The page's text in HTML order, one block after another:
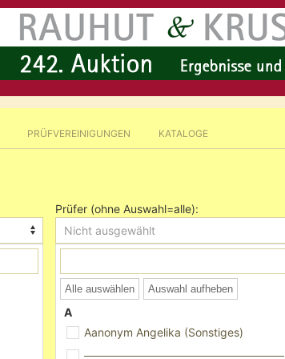
PRÜFVEREINIGUNGEN KATALOGE
Prüfer (ohne Auswahl=alle):
Nicht ausgewählt
Alle auswählen Auswahl aufheben
A
Aanonym Angelika (Sonstiges)
─────────────────────────